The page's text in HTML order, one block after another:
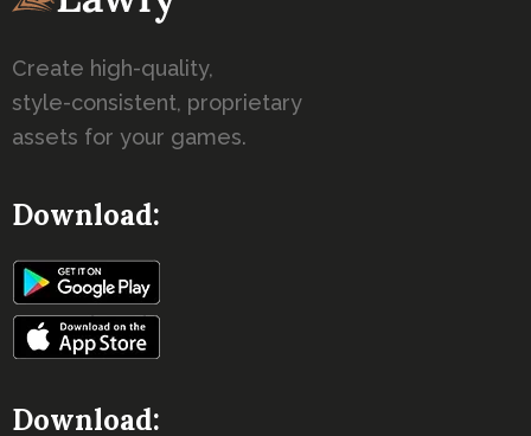
Create high-quality,
style-consistent, proprietary
assets for your games.
Download:
Download: